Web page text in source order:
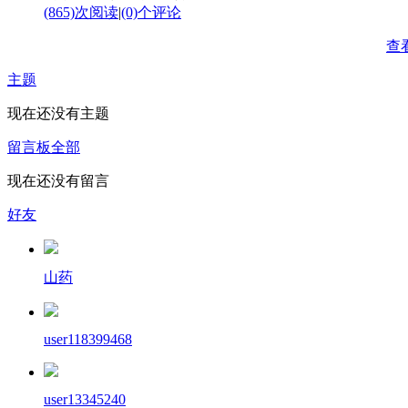
(865)次阅读|(0)个评论
查
主题
现在还没有主题
留言板全部
现在还没有留言
好友
山药
user118399468
user13345240